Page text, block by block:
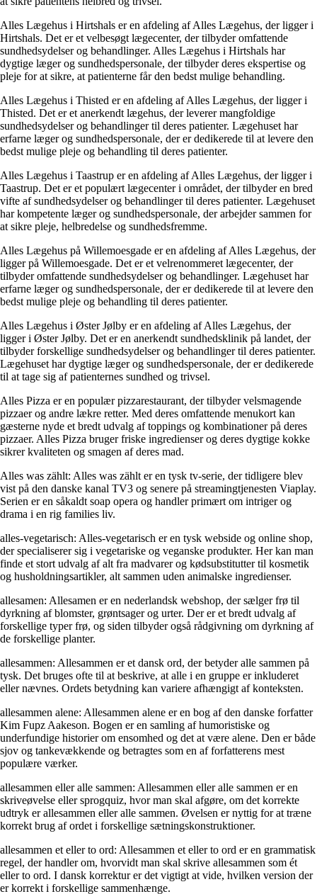
Alles Lægehus i Hirtshals er en afdeling af Alles Lægehus, der ligger i
Hirtshals. Det er et velbesøgt lægecenter, der tilbyder omfattende
sundhedsydelser og behandlinger. Alles Lægehus i Hirtshals har
dygtige læger og sundhedspersonale, der tilbyder deres ekspertise og
pleje for at sikre, at patienterne får den bedst mulige behandling.
Alles Lægehus i Thisted er en afdeling af Alles Lægehus, der ligger i
Thisted. Det er et anerkendt lægehus, der leverer mangfoldige
sundhedsydelser og behandlinger til deres patienter. Lægehuset har
erfarne læger og sundhedspersonale, der er dedikerede til at levere den
bedst mulige pleje og behandling til deres patienter.
Alles Lægehus i Taastrup er en afdeling af Alles Lægehus, der ligger i
Taastrup. Det er et populært lægecenter i området, der tilbyder en bred
vifte af sundhedsydelser og behandlinger til deres patienter. Lægehuset
har kompetente læger og sundhedspersonale, der arbejder sammen for
at sikre pleje, helbredelse og sundhedsfremme.
Alles Lægehus på Willemoesgade er en afdeling af Alles Lægehus, der
ligger på Willemoesgade. Det er et velrenommeret lægecenter, der
tilbyder omfattende sundhedsydelser og behandlinger. Lægehuset har
erfarne læger og sundhedspersonale, der er dedikerede til at levere den
bedst mulige pleje og behandling til deres patienter.
Alles Lægehus i Øster Jølby er en afdeling af Alles Lægehus, der
ligger i Øster Jølby. Det er en anerkendt sundhedsklinik på landet, der
tilbyder forskellige sundhedsydelser og behandlinger til deres patienter.
Lægehuset har dygtige læger og sundhedspersonale, der er dedikerede
til at tage sig af patienternes sundhed og trivsel.
Alles Pizza er en populær pizzarestaurant, der tilbyder velsmagende
pizzaer og andre lækre retter. Med deres omfattende menukort kan
gæsterne nyde et bredt udvalg af toppings og kombinationer på deres
pizzaer. Alles Pizza bruger friske ingredienser og deres dygtige kokke
sikrer kvaliteten og smagen af deres mad.
Alles was zählt: Alles was zählt er en tysk tv-serie, der tidligere blev
vist på den danske kanal TV3 og senere på streamingtjenesten Viaplay.
Serien er en såkaldt soap opera og handler primært om intriger og
drama i en rig families liv.
alles-vegetarisch: Alles-vegetarisch er en tysk webside og online shop,
der specialiserer sig i vegetariske og veganske produkter. Her kan man
finde et stort udvalg af alt fra madvarer og kødsubstitutter til kosmetik
og husholdningsartikler, alt sammen uden animalske ingredienser.
allesamen: Allesamen er en nederlandsk webshop, der sælger frø til
dyrkning af blomster, grøntsager og urter. Der er et bredt udvalg af
forskellige typer frø, og siden tilbyder også rådgivning om dyrkning af
de forskellige planter.
allesammen: Allesammen er et dansk ord, der betyder alle sammen på
tysk. Det bruges ofte til at beskrive, at alle i en gruppe er inkluderet
eller nævnes. Ordets betydning kan variere afhængigt af konteksten.
allesammen alene: Allesammen alene er en bog af den danske forfatter
Kim Fupz Aakeson. Bogen er en samling af humoristiske og
underfundige historier om ensomhed og det at være alene. Den er både
sjov og tankevækkende og betragtes som en af forfatterens mest
populære værker.
allesammen eller alle sammen: Allesammen eller alle sammen er en
skriveøvelse eller sprogquiz, hvor man skal afgøre, om det korrekte
udtryk er allesammen eller alle sammen. Øvelsen er nyttig for at træne
korrekt brug af ordet i forskellige sætningskonstruktioner.
allesammen et eller to ord: Allesammen et eller to ord er en grammatisk
regel, der handler om, hvorvidt man skal skrive allesammen som ét
eller to ord. I dansk korrektur er det vigtigt at vide, hvilken version der
er korrekt i forskellige sammenhænge.